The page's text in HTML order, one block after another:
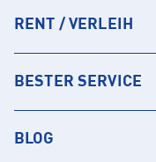
RENT / VERLEIH
BESTER SERVICE
BLOG